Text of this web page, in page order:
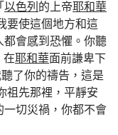
以色列的上帝耶和華
要使這個地方和這
會感到恐懼。你聽
在耶和華面前謙卑下
了你的禱告，這是
祖先那裡，平靜安
切災禍，你都不會